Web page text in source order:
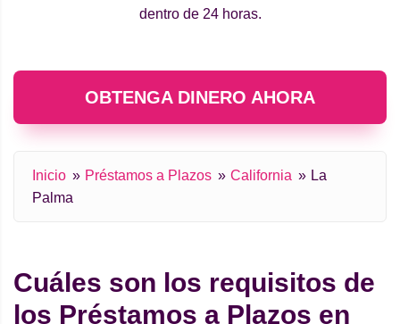
dentro de 24 horas.
OBTENGA DINERO AHORA
Inicio Préstamos a Plazos California
La
Palma
Cuáles son los requisitos de
los Préstamos a Plazos en